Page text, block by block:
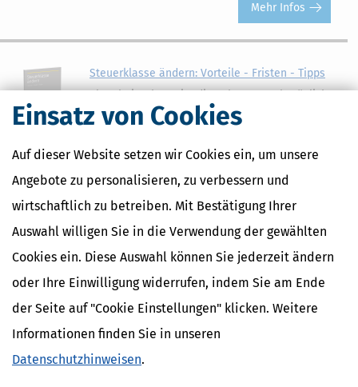
Einsatz von Cookies
Auf dieser Website setzen wir Cookies ein, um unsere
Angebote zu personalisieren, zu verbessern und
wirtschaftlich zu betreiben. Mit Bestätigung Ihrer
Auswahl willigen Sie in die Verwendung der gewählten
Cookies ein. Diese Auswahl können Sie jederzeit ändern
oder Ihre Einwilligung widerrufen, indem Sie am Ende
der Seite auf "Cookie Einstellungen" klicken. Weitere
Informationen finden Sie in unseren
Datenschutzhinweisen.
Mehr Infos
Steuerklasse ändern: Vorteile - Fristen - Tipps
Als Arbeitnehmer ist die Lohnsteuer Ihr täglicher
Begleiter. Haben Sie sich nicht auch schon mal
gewünscht am Monatsende etwas mehr Geld
sind, kann ein Steuerklassenwechsel Bares bringen. Wenn Sie
wissen wollen, was Sie beim Ändern der Steuerklasse zu
Ihnen diese kleine Broschüre.
6,99 €
Bewertung:
Mehr Infos
Erbschaft – Einkommensteuerliche Folgen